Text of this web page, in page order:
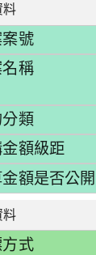
料
號
稱
類
額級距
額是否公開
料
式